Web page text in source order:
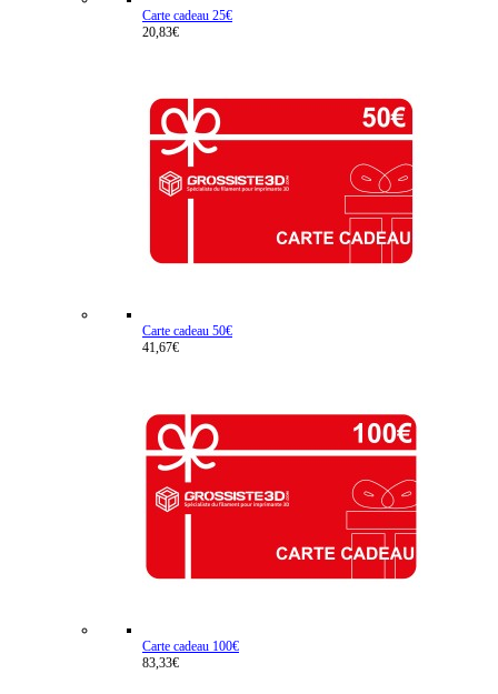
Carte cadeau 25€
20,83€
Carte cadeau 50€
41,67€
Carte cadeau 100€
83,33€